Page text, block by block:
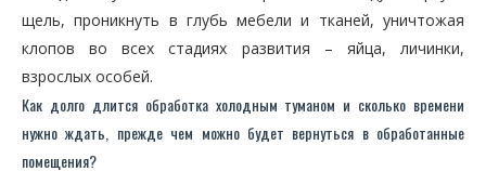
щель, проникнуть в глубь мебели и тканей, уничтожая
клопов во всех стадиях развития – яйца, личинки,
взрослых особей.
Как долго длится обработка холодным туманом и сколько времени
нужно ждать, прежде чем можно будет вернуться в обработанные
помещения?